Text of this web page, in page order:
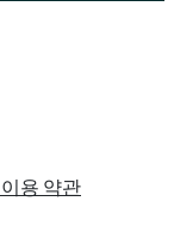
이용 약관